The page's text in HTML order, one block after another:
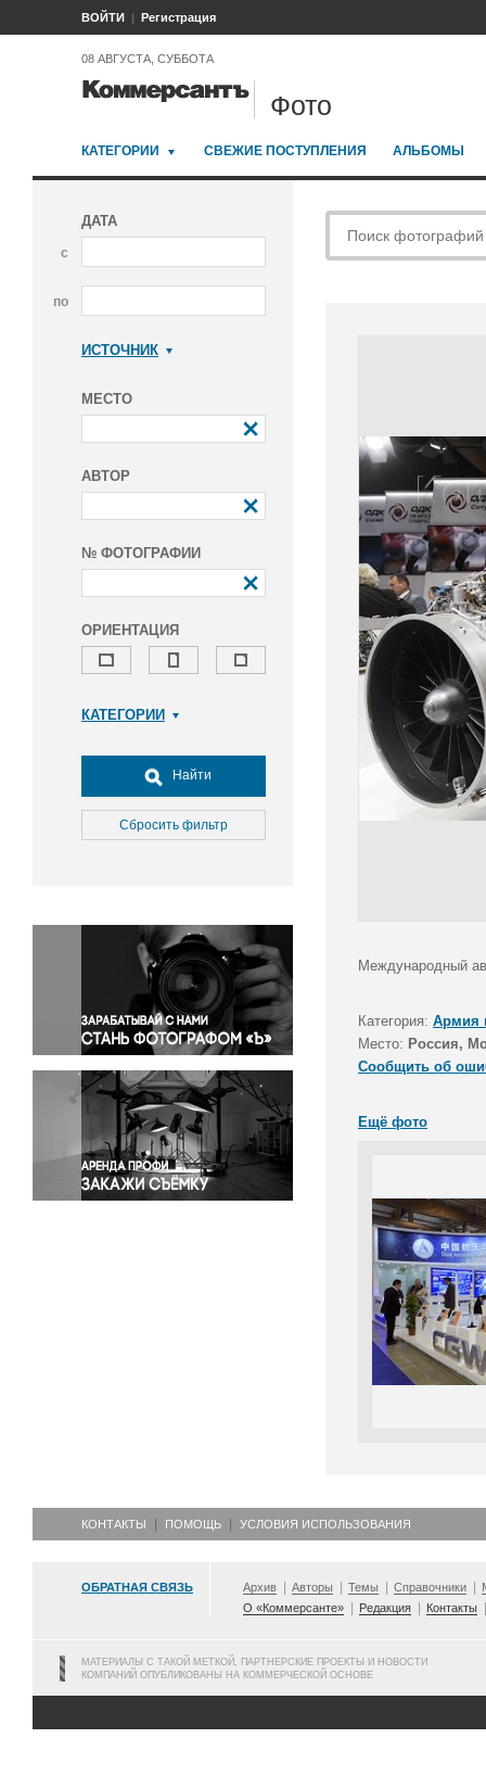
ВОЙТИ Регистрация
08 АВГУСТА, СУББОТА
Фото
КАТЕГОРИИ СВЕЖИЕ ПОСТУПЛЕНИЯ АЛЬБОМЫ
ДАТА
с
по
ИСТОЧНИК
МЕСТО
АВТОР
№ ФОТОГРАФИИ
ОРИЕНТАЦИЯ
КАТЕГОРИИ
Досуг, туризм и отдых
Культура
Медицина
Окружающая среда
Политика
Правосудие
Происшествия и конфликты
Религия
Светская жизнь
Спорт
Экология
Экономика и бизнес
Найти
Сбросить фильтр
Международный
Категория: Армия
Место: Россия,
Сообщить об
Ещё фото
КОНТАКТЫ ПОМОЩЬ УСЛОВИЯ ИСПОЛЬЗОВАНИЯ
ОБРАТНАЯ СВЯЗЬ Архив Авторы Темы Справочники
О «Коммерсанте»
Редакция Контакты
МАТЕРИАЛЫ С ТАКОЙ МЕТКОЙ, ПАРТНЕРСКИЕ ПРОЕКТЫ И НОВОСТИ
КОМПАНИЙ ОПУБЛИКОВАНЫ НА КОММЕРЧЕСКОЙ ОСНОВЕ